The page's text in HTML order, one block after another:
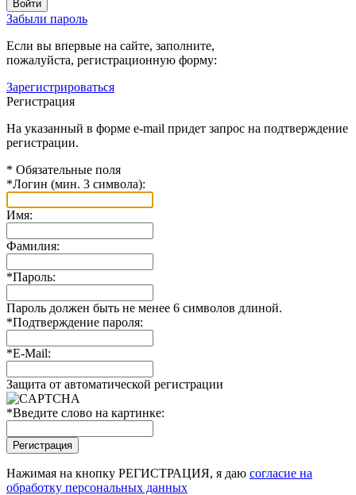
Забыли пароль
Если вы впервые на сайте, заполните,
пожалуйста, регистрационную форму:
Зарегистрироваться
Регистрация
На указанный в форме e-mail придет запрос на подтверждение
регистрации.
* Обязательные поля
*Логин (мин. 3 символа):
Имя:
Фамилия:
*Пароль:
Пароль должен быть не менее 6 символов длиной.
*Подтверждение пароля:
*E-Mail:
Защита от автоматической регистрации
*Введите слово на картинке:
Нажимая на кнопку РЕГИСТРАЦИЯ, я даю согласие на
обработку персональных данных